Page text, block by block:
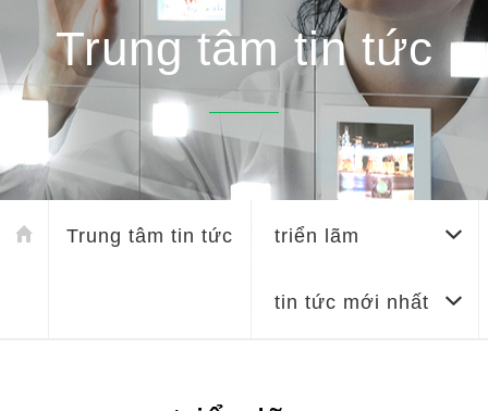
Trung tâm tin tức
Trung tâm tin tức triển lãm
tin tức mới nhất